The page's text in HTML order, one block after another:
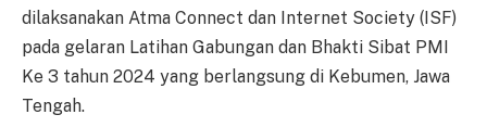
dilaksanakan Atma Connect dan Internet Society (ISF)
pada gelaran Latihan Gabungan dan Bhakti Sibat PMI
Ke 3 tahun 2024 yang berlangsung di Kebumen, Jawa
Tengah.